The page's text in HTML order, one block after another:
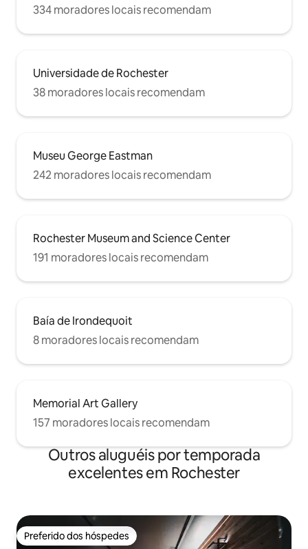
334 moradores locais recomendam
Universidade de Rochester
38 moradores locais recomendam
Museu George Eastman
242 moradores locais recomendam
Rochester Museum and Science Center
191 moradores locais recomendam
Baía de Irondequoit
8 moradores locais recomendam
Memorial Art Gallery
157 moradores locais recomendam
Outros aluguéis por temporada
excelentes em Rochester
Preferido dos hóspedes
Preferido dos hóspedes